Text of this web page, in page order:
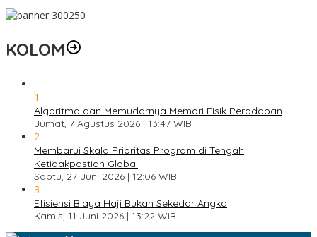
KOLOM
1
Algoritma dan Memudarnya Memori Fisik Peradaban
Jumat, 7 Agustus 2026 | 13:47 WIB
2
Membarui Skala Prioritas Program di Tengah
Ketidakpastian Global
Sabtu, 27 Juni 2026 | 12:06 WIB
3
Efisiensi Biaya Haji Bukan Sekedar Angka
Kamis, 11 Juni 2026 | 13:22 WIB